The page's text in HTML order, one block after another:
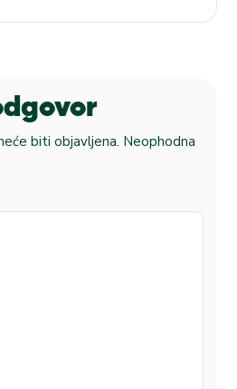
biti objavljena. Neophodna